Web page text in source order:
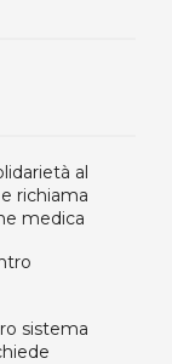
al
richiama
medica
sistema